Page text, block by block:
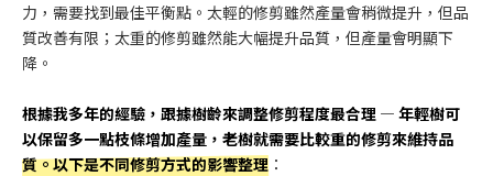
力，需要找到最佳平衡點。太輕的修剪雖然產量會稍微提升，但品
質改善有限；太重的修剪雖然能大幅提升品質，但產量會明顯下
降。
根據我多年的經驗，跟據樹齡來調整修剪程度最合理 — 年輕樹可
以保留多一點枝條增加產量，老樹就需要比較重的修剪來維持品
質。以下是不同修剪方式的影響整理 ：